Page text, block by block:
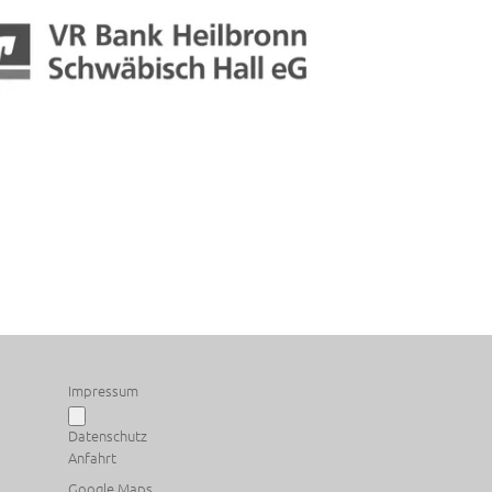
Impressum
Datenschutz
Anfahrt